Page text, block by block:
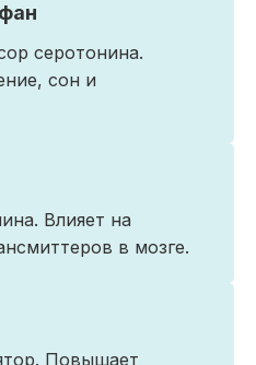
серотонина.
сон и
Влияет на
в мозге.
Повышает